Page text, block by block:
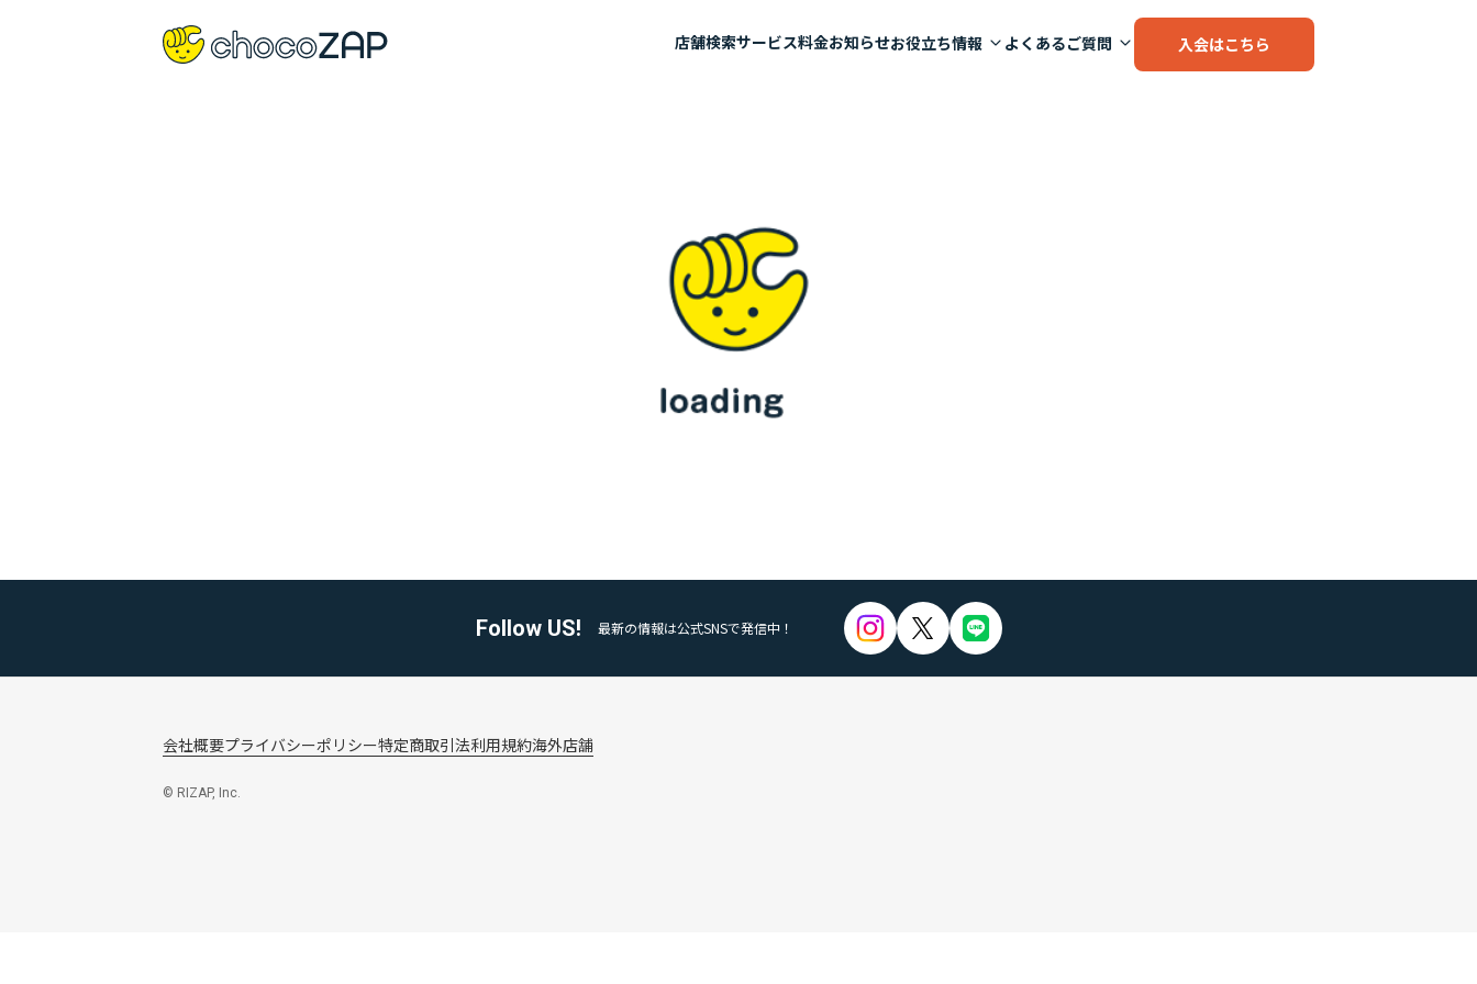
店舗検索サービス料金お知らせお役立ち情報 よくあるご質問 入会はこちら
Follow US! 最新の情報は公式SNSで発信中！
会社概要プライバシーポリシー特定商取引法利用規約海外店舗
© RIZAP, Inc.